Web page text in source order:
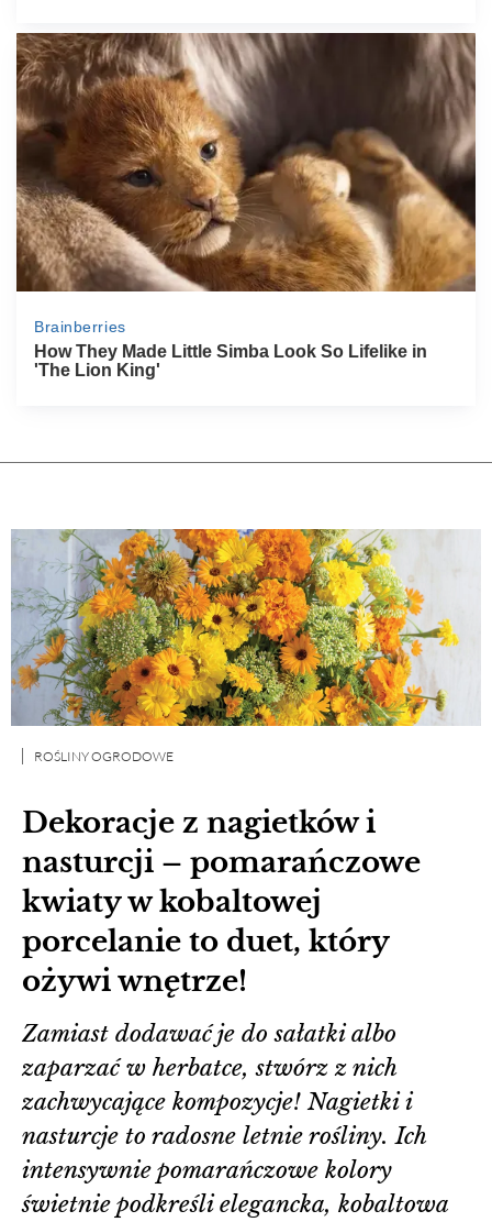
Dekoracje z nagietków i
nasturcji – pomarańczowe
kwiaty w kobaltowej
porcelanie to duet, który
ożywi wnętrze!
ROŚLINY OGRODOWE
Zamiast dodawać je do sałatki albo
zaparzać w herbatce, stwórz z nich
zachwycające kompozycje! Nagietki i
nasturcje to radosne letnie rośliny. Ich
intensywnie pomarańczowe kolory
świetnie podkreśli elegancka, kobaltowa